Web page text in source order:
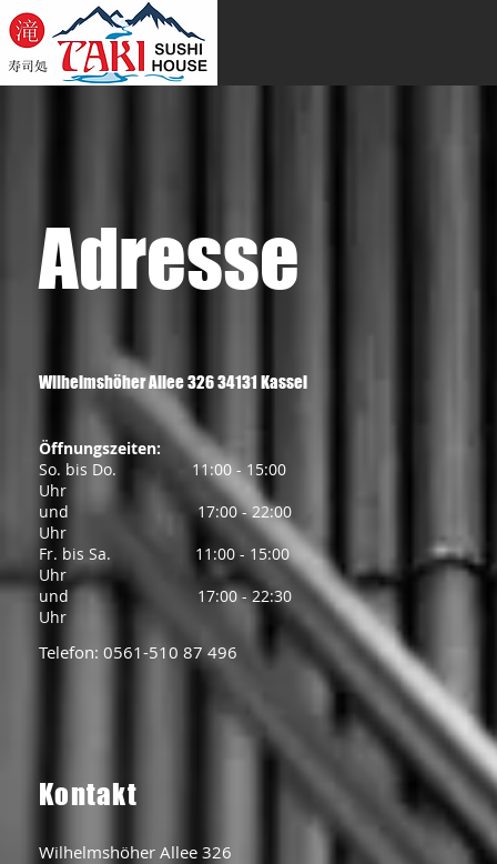
Adresse
Wilhelmshöher Allee 326 34131 Kassel ​
Öffnungszeiten:
So. bis Do. 11:00 - 15:00
Uhr
und 17:00 - 22:00
Uhr
Fr. bis Sa. 11:00 - 15:00
Uhr
und 17:00 - 22:30
Uhr
Telefon: 0561-510 87 496​
​Kontakt
Wilhelmshöher Allee 326